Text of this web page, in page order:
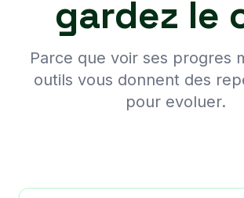
gardez le
Parce que voir ses progres
outils vous donnent des
pour evoluer.